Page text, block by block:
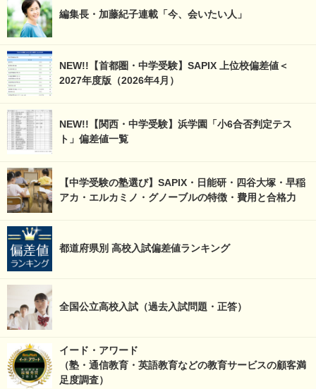
編集長・加藤紀子連載「今、会いたい人」
NEW!!【首都圏・中学受験】SAPIX 上位校偏差値＜
2027年度版（2026年4月）
NEW!!【関西・中学受験】浜学園「小6合否判定テス
ト」偏差値一覧
【中学受験の塾選び】SAPIX・日能研・四谷大塚・早稲
アカ・エルカミノ・グノーブルの特徴・費用と合格力
都道府県別 高校入試偏差値ランキング
全国公立高校入試（過去入試問題・正答）
イード・アワード
（塾・通信教育・英語教育などの教育サービスの顧客満
足度調査）